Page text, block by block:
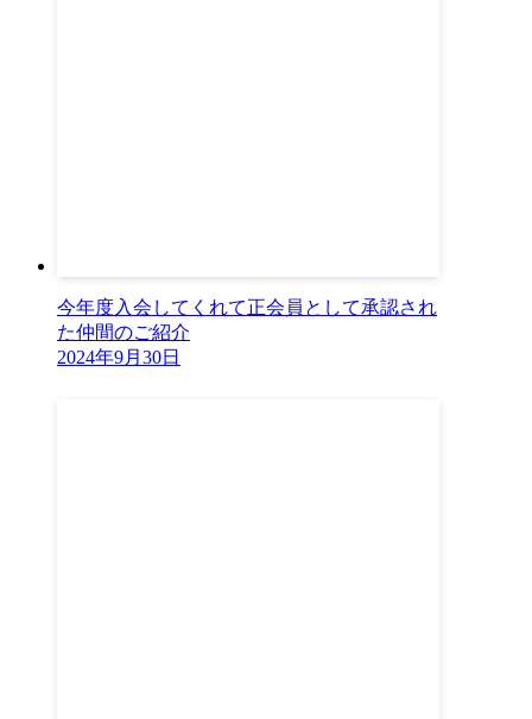
今年度入会してくれて正会員として承認され
た仲間のご紹介
2024年9月30日